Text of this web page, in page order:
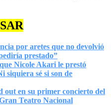
por aretes que no devolvió
prestado”
Nicole Akari le prestó
siquiera sé si son de
out en su primer concierto del
Teatro Nacional